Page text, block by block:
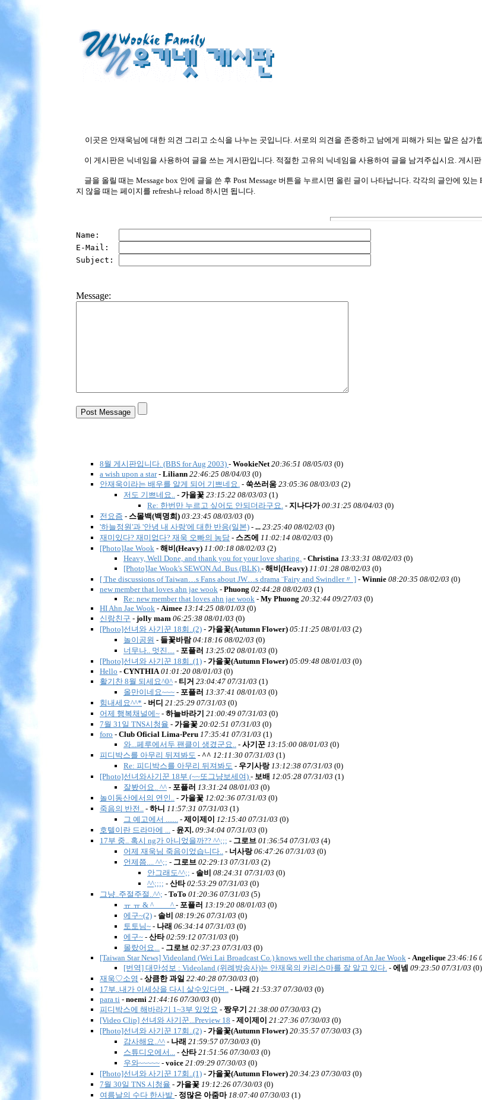
이곳은 안재욱님에 대한 의견 그리고 소식을 나누는 곳입니다. 서로의 의견을 존중하고 남에게 피해가 되는 말은 삼
이 게시판은 닉네임을 사용하여 글을 쓰는 게시판입니다. 적절한 고유의 닉네임을 사용하여 글을 남겨주십시요. 게
글을 올릴 때는 Message box 안에 글을 쓴 후 Post Message 버튼을 누르시면 올린 글이 나타납니다. 각각의 글안에 있
지 않을 때는 페이지를 refresh나 reload 하시면 됩니다.
Name:
E-Mail:
Subject:
Message:
8월 게시판입니다. (BBS for Aug 2003) - WookieNet 20:36:51 08/05/03 (0)
a wish upon a star- Liliann 22:46:25 08/04/03 (0)
안재욱이라는 배우를 알게 되어 기쁘네요. - 쑥쓰러움 23:05:36 08/03/03 (2)
저도 기쁘네요.. - 가을꽃 23:15:22 08/03/03 (1)
Re: 한번만 누르고 싶어도 안되더라구요. - 지나다가 00:31:25 08/04/03 (0)
전요즘 - 스몰백(백명희) 03:23:45 08/03/03 (0)
'하늘정원'과 '안녕 내 사랑'에 대한 반응(일본) - ... 23:25:40 08/02/03 (0)
재미있다? 재미없다? 재욱 오빠의 농담 - 스즈에 11:02:14 08/02/03 (0)
[Photo]Jae Wook - 해비(Heavy) 11:00:18 08/02/03 (2)
Heavy, Well Done, and thank you for your love sharing. - Christina 13:33:31 08/02/03 (0)
[Photo]Jae Wook's SEWON Ad. Bus (BLK) - 해비(Heavy) 11:01:28 08/02/03 (0)
[ The discussions of Taiwan…s Fans about JW…s drama ¨Fairy and Swindler〃 ] - Winnie 08:20:35 08/02/03 (0)
new member that loves ahn jae wook - Phuong 02:44:28 08/02/03 (1)
Re: new member that loves ahn jae wook - My Phuong 20:32:44 09/27/03 (0)
HI Ahn Jae Wook - Aimee 13:14:25 08/01/03 (0)
신랑친구 - jolly mam 06:25:38 08/01/03 (0)
[Photo]선녀와 사기꾼 18회..(2) - 가을꽃(Autumn Flower) 05:11:25 08/01/03 (2)
놀이공원 - 들꽃바람 04:18:16 08/02/03 (0)
너무나.. 멋진.... - 포플러 13:25:02 08/01/03 (0)
[Photo]선녀와 사기꾼 18회..(1) - 가을꽃(Autumn Flower) 05:09:48 08/01/03 (0)
Hello - CYNTHIA 01:01:20 08/01/03 (0)
활기찬 8월 되세요^0^ - 티거 23:04:47 07/31/03 (1)
올만이네요~~~ - 포플러 13:37:41 08/01/03 (0)
힘내세요^^* - 버디 21:25:29 07/31/03 (0)
어제 행복채널에~ - 하늘바라기 21:00:49 07/31/03 (0)
7월 31일 TNS시청율 - 가을꽃 20:02:51 07/31/03 (0)
foro - Club Oficial Lima-Peru 17:35:41 07/31/03 (1)
와...페루에서두 팬클이 생겼군요.. - 사기꾼 13:15:00 08/01/03 (0)
피디박스를 아무리 뒤져봐도 - ^^ 12:11:30 07/31/03 (1)
Re: 피디박스를 아무리 뒤져봐도 - 우기사랑 13:12:38 07/31/03 (0)
[Photo]선녀와사기꾼 18부 (~~또그냥보세여) - 보배 12:05:28 07/31/03 (1)
잘봤어요.. ^^ - 포플러 13:31:24 08/01/03 (0)
놀이동산에서의 연인.. - 가을꽃 12:02:36 07/31/03 (0)
죽음의 반전.. - 하니 11:57:31 07/31/03 (1)
그 예고에서 ....... - 제이제이 12:15:40 07/31/03 (0)
호텔이란 드라마에 ... - 윤지. 09:34:04 07/31/03 (0)
17부 중.. 혹시 ng가 아니었을까?? ^^;;; - 그로브 01:36:54 07/31/03 (4)
어제 재욱님 죽음이었습니다.. - 너사랑 06:47:26 07/31/03 (0)
언제쯤.... ^^;; - 그로브 02:29:13 07/31/03 (2)
안그래도^^;; - 솔비 08:24:31 07/31/03 (0)
^^;;;; - 산타 02:53:29 07/31/03 (0)
그냥..주절주절..^^; - ToTo 01:20:36 07/31/03 (5)
ㅠ ㅠ & ^____^ - 포플러 13:19:20 08/01/03 (0)
에구~(2) - 솔비 08:19:26 07/31/03 (0)
토토님~ - 나래 06:34:14 07/31/03 (0)
에구~ - 산타 02:59:12 07/31/03 (0)
몰랐어요... - 그로브 02:37:23 07/31/03 (0)
[Taiwan Star News] Videoland (Wei Lai Broadcast Co.) knows well the charisma of An Jae Wook - Angelique 23:46:16
[번역] 대만성보 : Videoland (위례방송사)는 안재욱의 카리스마를 잘 알고 있다. - 에넴 09:23:50 07/31/03 (0)
재욱♡소영 - 상큼한 과일 22:40:28 07/30/03 (0)
17부..내가 이세상을 다시 살수있다면.. - 나래 21:53:37 07/30/03 (0)
para ti - noemi 21:44:16 07/30/03 (0)
피디박스에 해바라기 1~3부 있었요 - 짱우기 21:38:00 07/30/03 (2)
[Video Clip] 선녀와 사기꾼...Preview 18 - 제이제이 21:27:36 07/30/03 (0)
[Photo]선녀와 사기꾼 17회..(2) - 가을꽃(Autumn Flower) 20:35:57 07/30/03 (3)
감사해요..^^ - 나래 21:59:57 07/30/03 (0)
스튜디오에서... - 산타 21:51:56 07/30/03 (0)
우와~~~~~ - voice 21:09:29 07/30/03 (0)
[Photo]선녀와 사기꾼 17회..(1) - 가을꽃(Autumn Flower) 20:34:23 07/30/03 (0)
7월 30일 TNS 시청율 - 가을꽃 19:12:26 07/30/03 (0)
여름날의 수다 한사발 - 정많은 아줌마18:07:40 07/30/03 (1)